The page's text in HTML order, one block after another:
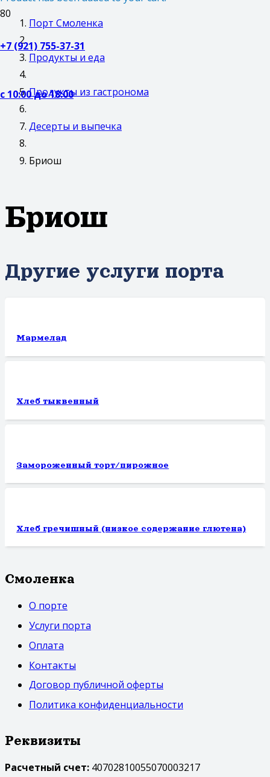
+7 (921) 755-37-31
с 10:00 до 18:00
Порт Смоленка
Продукты и еда
Продукты из гастронома
Десерты и выпечка
Бриош
Бриош
Другие услуги порта
Мармелад
Хлеб тыквенный
Замороженный торт/пирожное
Хлеб гречишный (низкое содержание глютена)
Смоленка
О порте
Услуги порта
Оплата
Контакты
Договор публичной оферты
Политика конфиденциальности
Реквизиты
Расчетный счет: 40702810055070003217